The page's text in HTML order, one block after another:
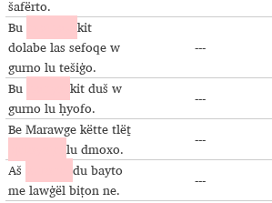
šafërto.
Bu
kit
dolabe las sefoqe w
gurno lu tešiġo.
---
Bu
kit duš w
gurno lu ḥyofo.
---
Be Marawge këtte tlëṯ
lu dmoxo. ---
Aš
du bayto
me lawġël biṭon ne.
---